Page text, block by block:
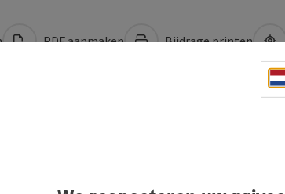
PDF aanmaken Bijdrage printen